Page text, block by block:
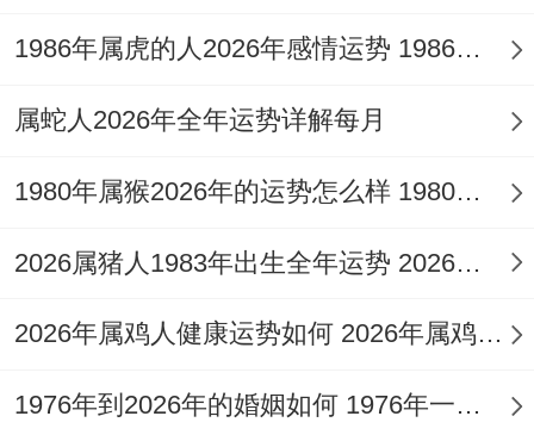
饮食调理:多摄入红色食物（红枣、枸杞）以
流，避免独处时过度思虑。
兴趣转移:通过书法、园艺等安静活动平复心
赠或志愿者活动、积累正向能量！
1986年属虎的人2026年感情运势 1986年属虎的人这一生婚姻怎么样
属蛇人2026年全年运势详解每月
1980年属猴2026年的运势怎么样 1980年属猴人2月份运程
2026属猪人1983年出生全年运势 2026属猪人的全年运势
2026年属鸡人健康运势如何 2026年属鸡人的全年运势如何
1976年到2026年的婚姻如何 1976年一生婚姻状况